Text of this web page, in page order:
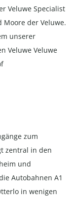
Veluwe Specialist
der Veluwe.
unserer
Veluwe Veluwe
zum
zentral in den
und
Autobahnen A1
in wenigen